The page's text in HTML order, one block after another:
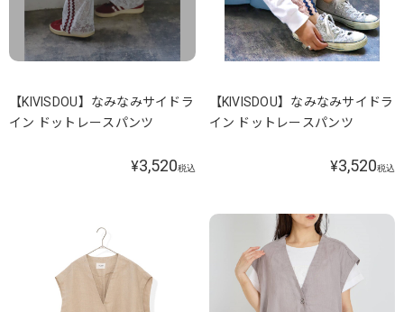
【KIVISDOU】なみなみサイドラ
イン ドットレースパンツ
¥3,520税込
【KIVISDOU】なみなみサイドラ
イン ドットレースパンツ
¥3,520税込